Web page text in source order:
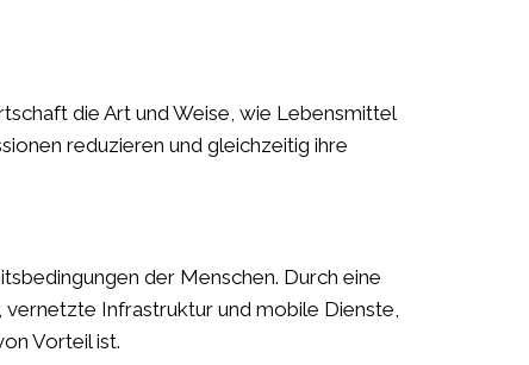
die Art und Weise, wie Lebensmittel
reduzieren und gleichzeitig ihre
der Menschen. Durch eine
Infrastruktur und mobile Dienste,
Vorteil ist.